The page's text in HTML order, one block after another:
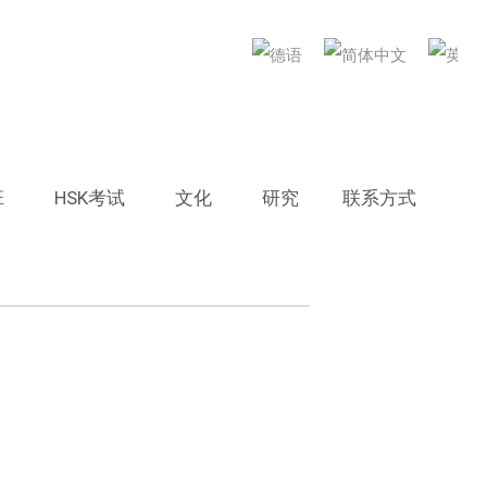
HSK考试 文化 研究 联系方式